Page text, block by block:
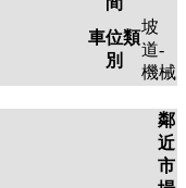
車位類
別
坡
道-
機械
鄰
近
市